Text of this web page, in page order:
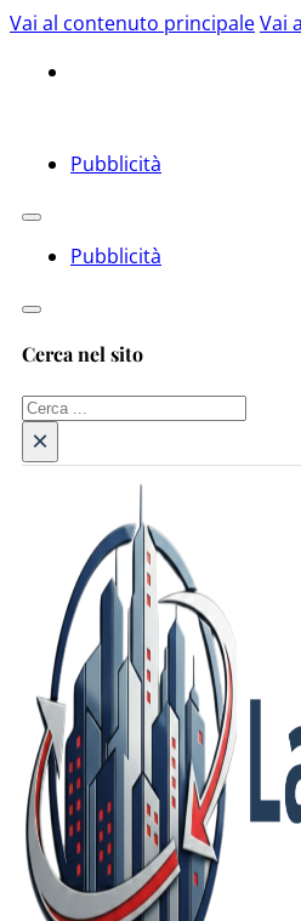
Vai al contenuto principaleVai
Pubblicità
Pubblicità
Cerca nel sito
Cerca
×